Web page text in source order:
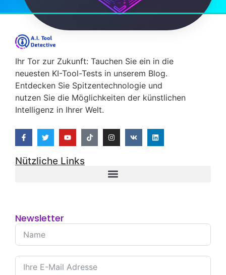
Möchten Sie, Dass Ich Ein
Neues Tool Teste Und
Rezensiere?
Schreiben Sie Mir Eine Nachricht